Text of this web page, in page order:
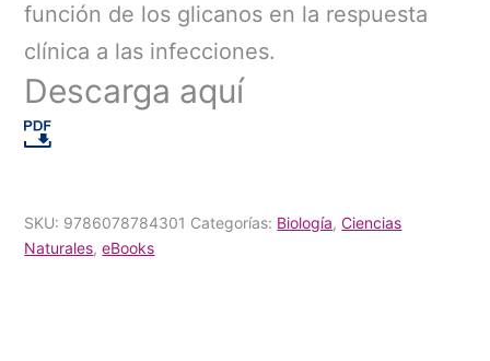
función de los glicanos en la respuesta
clínica a las infecciones.
Descarga aquí
SKU: 9786078784301 Categorías: Biología,Ciencias
Naturales,eBooks